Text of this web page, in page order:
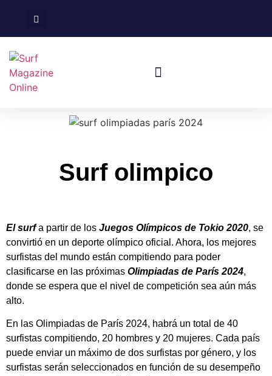
Surf olimpico
El surfa partir de los Juegos Olímpicos de Tokio 2020, se
convirtió en un deporte olímpico oficial. Ahora, los mejores
surfistas del mundo están compitiendo para poder
clasificarse en las próximas Olimpiadas de París 2024,
donde se espera que el nivel de competición sea aún más
alto.
En las Olimpiadas de París 2024, habrá un total de 40
surfistas compitiendo, 20 hombres y 20 mujeres. Cada país
puede enviar un máximo de dos surfistas por género, y los
surfistas serán seleccionados en función de su desempeño